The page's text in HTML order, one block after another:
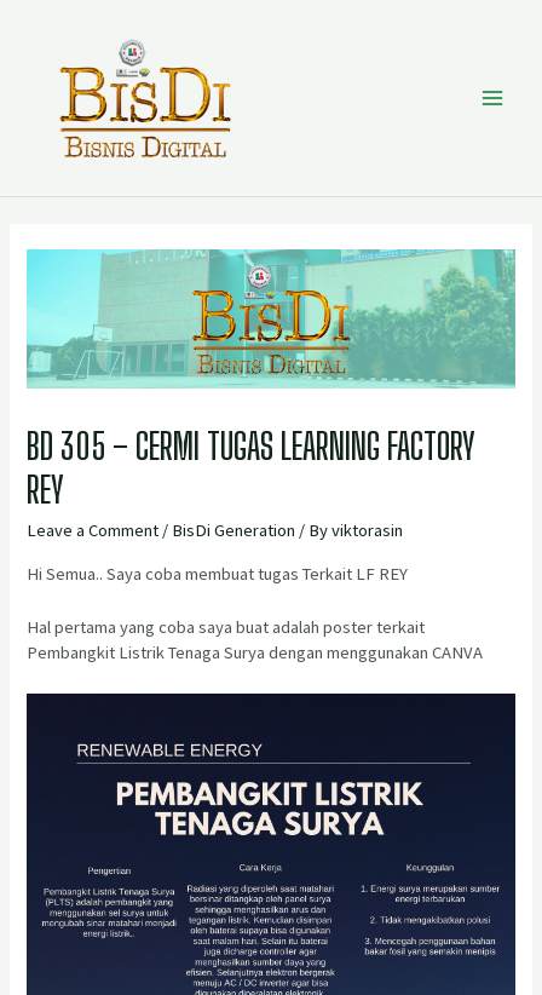
BD 305 – CERMI TUGAS LEARNING FACTORY
REY
Leave a Comment / BisDi Generation / Byviktorasin
Hi Semua.. Saya coba membuat tugas Terkait LF REY
Hal pertama yang coba saya buat adalah poster terkait
Pembangkit Listrik Tenaga Surya dengan menggunakan CANVA